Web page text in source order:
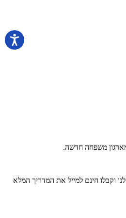
משפחה חדשה.
וקבלו חינם למייל את המדריך המלא